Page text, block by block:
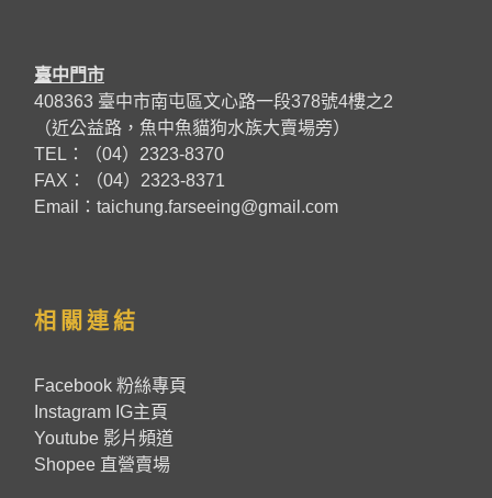
臺中門市
408363 臺中市南屯區文心路一段378號4樓之2
（近公益路，魚中魚貓狗水族大賣場旁）
TEL：（04）2323-8370
FAX：（04）2323-8371
Email：taichung.farseeing@gmail.com
相關連結
Facebook 粉絲專頁
Instagram IG主頁
Youtube 影片頻道
Shopee 直營賣場